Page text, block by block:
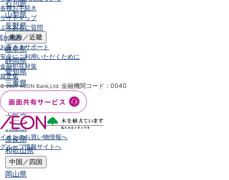
石川県
山梨県
長野県
東海／近畿
岐阜県
静岡県
愛知県
三重県
滋賀県
京都府
大阪府
兵庫県
奈良県
和歌山県
中国／四国
岡山県
各種お手続き
サイトマップ
よくあるご質問
English
お客さまサポート
安全にご利用いただくために
金融犯罪対策
規定集
© 2007 AEON Bank,Ltd. 金融機関コード：0040
イオンのお買い物情報へ
グループ情報サイトへ